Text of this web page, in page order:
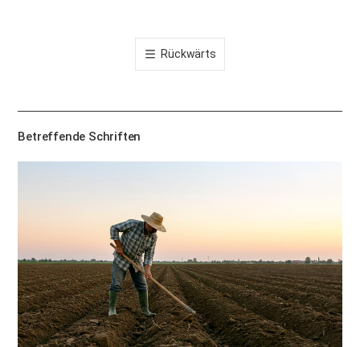
톡
공
기
Rückwärts
Betreffende Schriften